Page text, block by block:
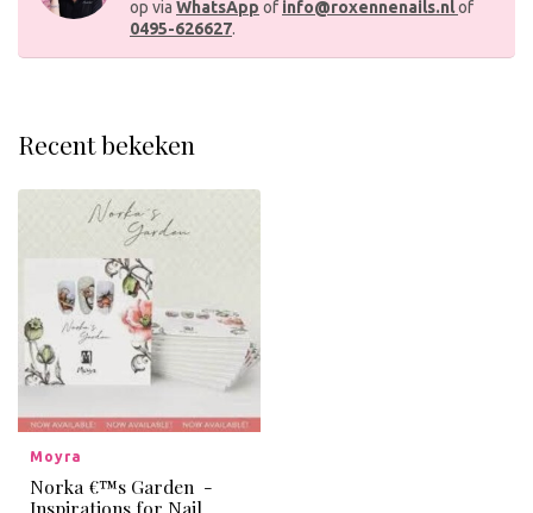
op via WhatsApp of info@roxennenails.nlof
0495-626627.
Recent bekeken
Moyra
Norka €™s Garden -
Inspirations for Nail